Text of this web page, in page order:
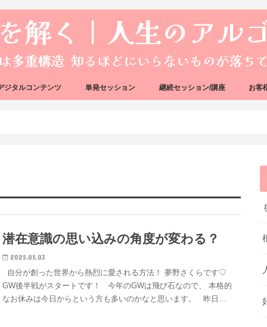
ジタルコンテンツ 単発セッション 継続セッション/講座 お客
潜在意識の思い込みの角度が変わる？
2025.05.03
自分が創った世界から熱烈に愛される方法！ 夢野さくらです♡
GW後半戦がスタートです！ 今年のGWは飛び石なので、 本格的
なお休みは今日からという方も多いのかなと思います。 昨日…